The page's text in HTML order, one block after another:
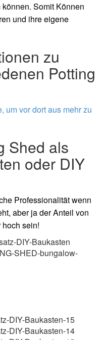
Somit Können
und ihre eigene
zu
Potting
um vor dort aus mehr zu
Shed als
oder DIY
Professionalität wenn
aber ja der Anteil von
sein!